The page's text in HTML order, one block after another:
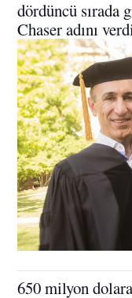
dördüncü sırada
Chaser adını
650 milyon